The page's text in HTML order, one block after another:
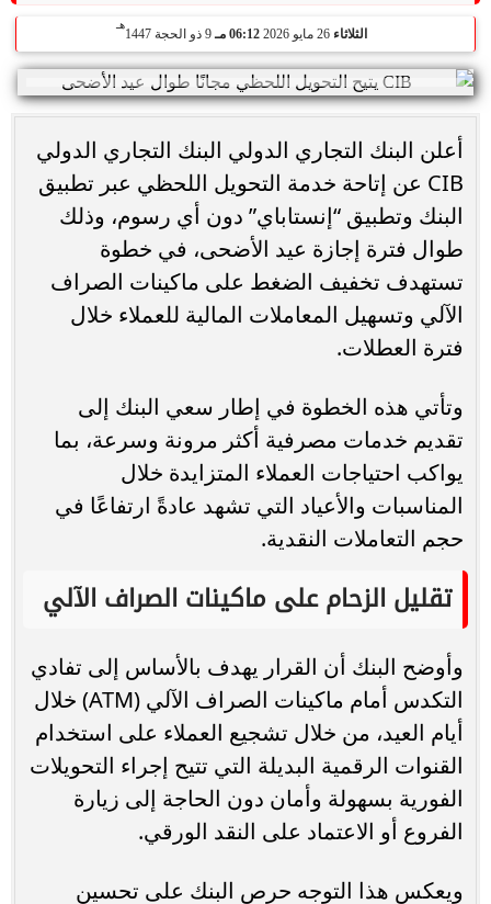
الثلاثاء 26 مايو 2026 06:12 مـ 9 ذو الحجة 1447
هـ
أعلن البنك التجاري الدولي البنك التجاري الدولي
CIB عن إتاحة خدمة التحويل اللحظي عبر تطبيق
البنك وتطبيق “إنستاباي” دون أي رسوم، وذلك
طوال فترة إجازة عيد الأضحى، في خطوة
تستهدف تخفيف الضغط على ماكينات الصراف
الآلي وتسهيل المعاملات المالية للعملاء خلال
فترة العطلات.
وتأتي هذه الخطوة في إطار سعي البنك إلى
تقديم خدمات مصرفية أكثر مرونة وسرعة، بما
يواكب احتياجات العملاء المتزايدة خلال
المناسبات والأعياد التي تشهد عادةً ارتفاعًا في
حجم التعاملات النقدية.
تقليل الزحام على ماكينات الصراف الآلي
وأوضح البنك أن القرار يهدف بالأساس إلى تفادي
التكدس أمام ماكينات الصراف الآلي (ATM) خلال
أيام العيد، من خلال تشجيع العملاء على استخدام
القنوات الرقمية البديلة التي تتيح إجراء التحويلات
الفورية بسهولة وأمان دون الحاجة إلى زيارة
الفروع أو الاعتماد على النقد الورقي.
ويعكس هذا التوجه حرص البنك على تحسين